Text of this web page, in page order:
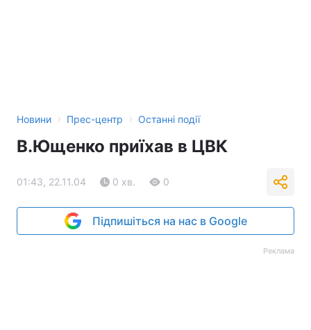
Новини › Прес-центр › Останні події
В.Ющенко приїхав в ЦВК
01:43, 22.11.04 0 хв. 0
Підпишіться на нас в Google
Реклама